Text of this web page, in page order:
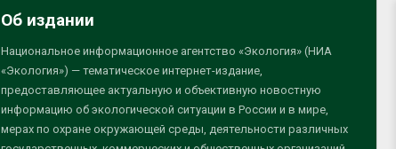
Об издании
Национальное информационное агентство «Экология» (НИА
«Экология») — тематическое интернет-издание,
предоставляющее актуальную и объективную новостную
информацию об экологической ситуации в России и в мире,
мерах по охране окружающей среды, деятельности различных